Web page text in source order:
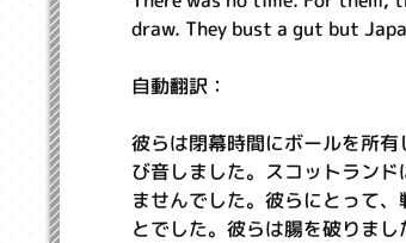
draw. They bust a gut but
自動翻訳：
彼らは閉幕時間にボールを所
び音しました。スコットラン
ませんでした。彼らにとって
とでした。彼らは腸を破りま